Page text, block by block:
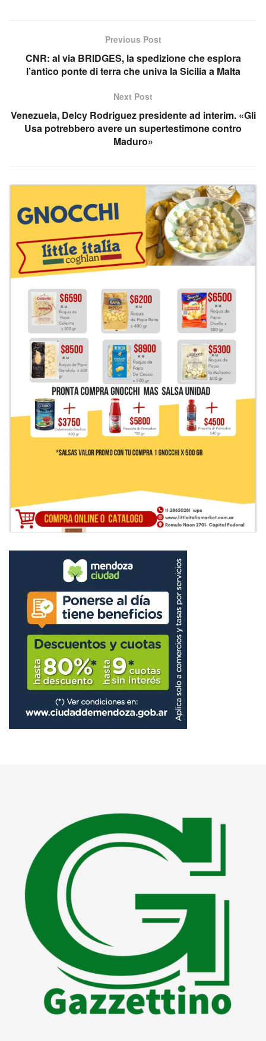
Previous Post
CNR: al via BRIDGES, la spedizione che esplora
l’antico ponte di terra che univa la Sicilia a Malta
Next Post
Venezuela, Delcy Rodriguez presidente ad interim. «Gli
Usa potrebbero avere un supertestimone contro
Maduro»